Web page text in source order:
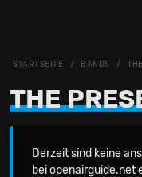
STARTSEITE BANDS
THE
Derzeit sind keine
bei openairguide.net